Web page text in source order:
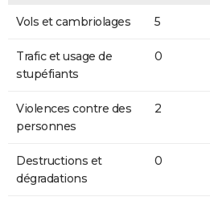
Vols et cambriolages 5
Trafic et usage de
stupéfiants
0
Violences contre des
personnes
2
Destructions et
dégradations
0